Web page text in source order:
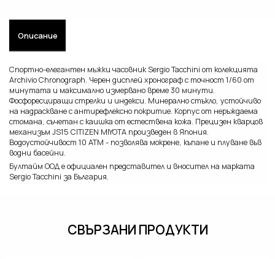
Описание
Спортно-елегантен мъжки часовник Sergio Tacchini от колекцията
Archivio Chronograph. Черен дисплей хронограф с точност 1/60 от
минутата и максимално измервано време 30 минути.
Фосфоресциращи стрелки и индекси. Минерално стъкло, устойчиво
на надраскване с антирефлексно покритие. Корпус от неръждаема
стомана, съчетан с каишка от естествена кожа. Прецизен кварцов
механизъм JS15 CITIZEN MIYOTA произведен в Япония.
Водоустойчивост 10 ATM - позволява мокрене, къпане и плуване във
водни басейни.
Бултайм ООД е официален представител и вносител на марката
Sergio Tacchini за България.
СВЪРЗАНИ ПРОДУКТИ